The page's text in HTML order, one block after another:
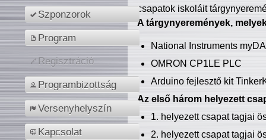
Szponzorok
Program
Regisztráció
Programbizottság
Versenyhelyszín
Kapcsolat
csapatok iskoláit
A tárgynyeremények,
National Instruments
OMRON CP1LE PLC
Arduino fejlesztő kit
Az első három helyezett
1. helyezett csapat tagjai
2. helyezett csapat tagjai